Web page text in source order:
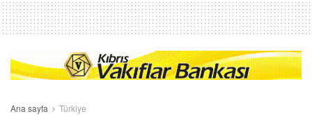
Ana sayfa Türkiye